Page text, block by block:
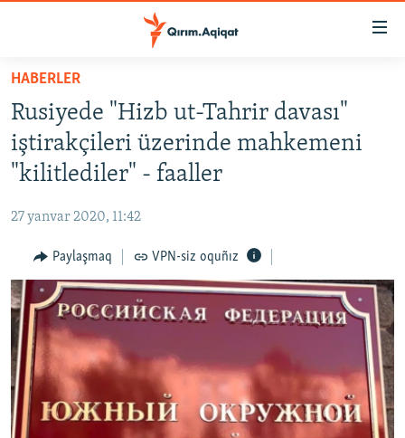
Esas
qaytmaq
Baş
navigatsiyağa
qaytmaq
Qıdıruvğa
qaytmaq
SİYASET
İQTİSADİYAT
MEDENİYET
İNSAN AQLARI
VİDEO
SÜRET
BLOGLAR
FİKİR
HABERLER
Rusiyede "Hizb ut-Tahrir davası"
iştirakçileri üzerinde mahkemeni
"kilitlediler" - faaller
27 yanvar 2020, 11:42
Paylaşmaq VPN-siz oquñız